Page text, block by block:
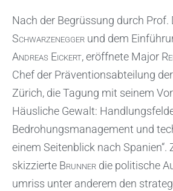
Nach der Begrüssung durch Prof.
Schwarzenegger und dem
Andreas Eickert, eröffnete Major
Chef der Präventionsabteilung
Zürich, die Tagung mit seinem
Häusliche Gewalt:
Bedrohungsmanagement und
einem Seitenblick nach Spanien“.
skizzierte Brunner die politische
umriss unter anderem den